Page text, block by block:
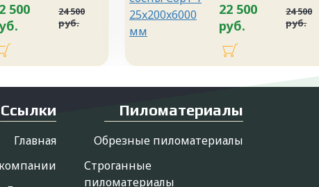
500
24 500
руб.
22 500
руб.
24 500
руб.
Ссылки
Главная
Пиломатериалы
Обрезные пиломатериалы
Строганные
пиломатериалы